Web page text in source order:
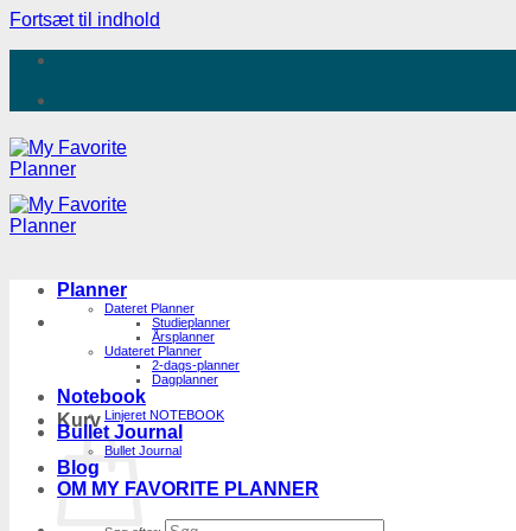
Fortsæt til indhold
Kurv
Planner
Dateret Planner
Studieplanner
Årsplanner
Udateret Planner
2-dags-planner
Dagplanner
Notebook
Linjeret NOTEBOOK
Bullet Journal
Bullet Journal
Blog
OM MY FAVORITE PLANNER